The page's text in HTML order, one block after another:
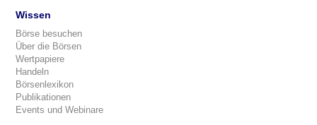
Wissen
Börse besuchen
Über die Börsen
Wertpapiere
Handeln
Börsenlexikon
Publikationen
Events und Webinare